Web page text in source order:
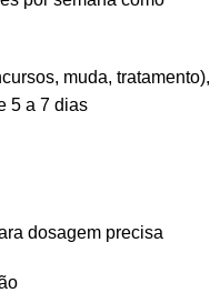
muda, tratamento),
5 a 7 dias
dosagem precisa